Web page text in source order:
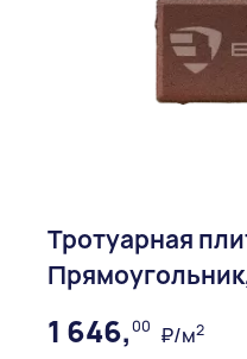
Тротуарная
1 646,00 ₽/м2